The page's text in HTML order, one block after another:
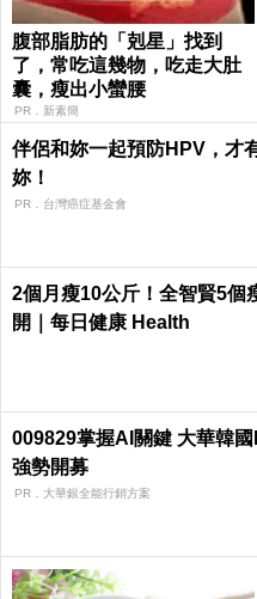
腹部脂肪的「剋星」找到
了，常吃這幾物，吃走大肚
囊，瘦出小蠻腰
PR．新素簡
伴侶和妳一起預防HPV，才
妳！
PR．台灣癌症基金會
2個月瘦10公斤！全智賢5個
開｜每日健康 Health
009829掌握AI關鍵 大華韓
強勢開募
PR．大華銀全能行銷方案